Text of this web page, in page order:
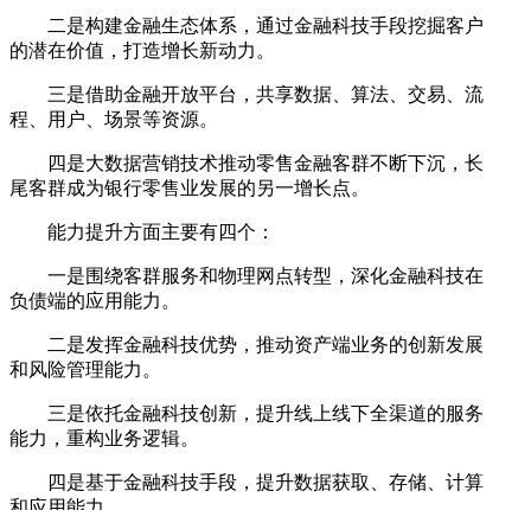
二是构建金融生态体系，通过金融科技手段挖掘客户
的潜在价值，打造增长新动力。
三是借助金融开放平台，共享数据、算法、交易、流
程、用户、场景等资源。
四是大数据营销技术推动零售金融客群不断下沉，长
尾客群成为银行零售业发展的另一增长点。
能力提升方面主要有四个：
一是围绕客群服务和物理网点转型，深化金融科技在
负债端的应用能力。
二是发挥金融科技优势，推动资产端业务的创新发展
和风险管理能力。
三是依托金融科技创新，提升线上线下全渠道的服务
能力，重构业务逻辑。
四是基于金融科技手段，提升数据获取、存储、计算